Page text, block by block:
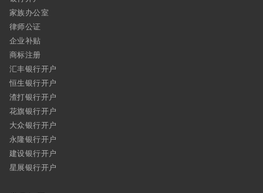
家族办公室
律师公证
企业补贴
商标注册
汇丰银行开户
恒生银行开户
渣打银行开户
花旗银行开户
大众银行开户
永隆银行开户
建设银行开户
星展银行开户